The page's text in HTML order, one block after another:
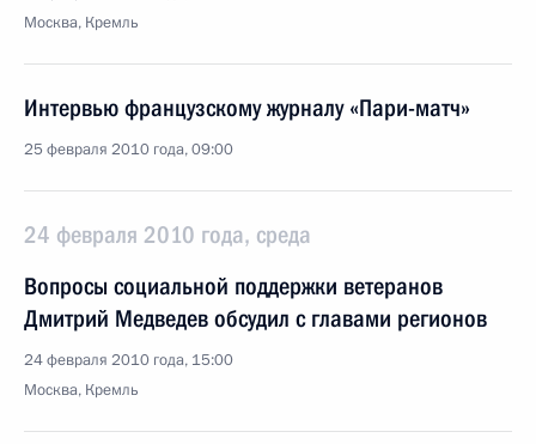
Москва, Кремль
Интервью французскому журналу «Пари-матч»
25 февраля 2010 года, 09:00
24 февраля 2010 года, среда
Вопросы социальной поддержки ветеранов
Дмитрий Медведев обсудил с главами регионов
24 февраля 2010 года, 15:00
Москва, Кремль